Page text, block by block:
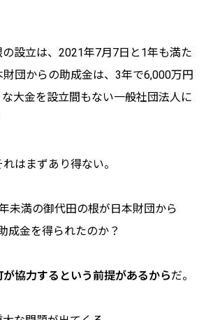
の設立は、2021年7月7日と1年も満た
団からの助成金は、3年で6,000万円
大金を設立間もない一般社団法人に
はまずあり得ない。
未満の御代田の根が日本財団から
成金を得られたのか？
が協力するという前提があるからだ。